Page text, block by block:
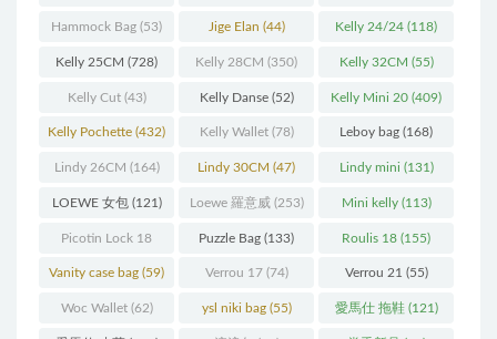
(216) (60)
Hammock Bag (53) Jige Elan (44) Kelly 24/24 (118)
Kelly 25CM (728) Kelly 28CM (350) Kelly 32CM (55)
Kelly Cut(43) Kelly Danse(52) Kelly Mini 20 (409)
Kelly Pochette (432) Kelly Wallet(78) Leboy bag (168)
Lindy 26CM (164) Lindy 30CM (47) Lindy mini (131)
LOEWE 女包(121) Loewe 羅意威(253) Mini kelly(113)
Picotin Lock 18
(202)
Puzzle Bag (133) Roulis 18 (155)
Vanity case bag (59) Verrou 17(74) Verrou 21 (55)
Woc Wallet(62) ysl niki bag(55) 愛馬仕 拖鞋(121)